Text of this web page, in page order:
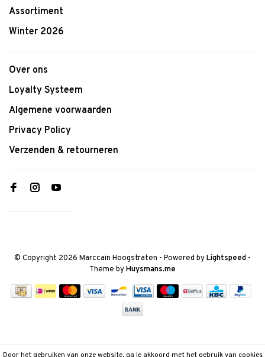
Assortiment
Winter 2026
Over ons
Loyalty Systeem
Algemene voorwaarden
Privacy Policy
Verzenden & retourneren
© Copyright 2026 Marccain Hoogstraten - Powered byLightspeed -
Theme byHuysmans.me